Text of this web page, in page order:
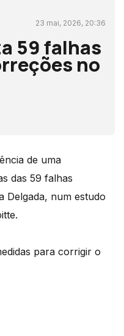
23 mai, 2026, 20:36
59 falhas
no
de uma
das 59 falhas
Delgada, num estudo
para corrigir o